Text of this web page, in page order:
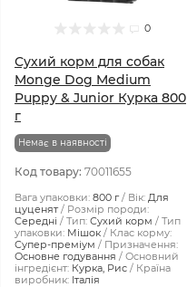
0
Сухий корм для собак
Monge Dog Medium
Puppy & Junior Курка 800
г
Немає в наявності
Код товару: 70011655
Вага упаковки: 800 г Вік: Для
цуценят
Розмір породи:
Середні
Тип: Сухий корм
Тип
упаковки: Мішок
Клас корму:
Супер-преміум
Призначення:
Основне годування
Основний
інгредієнт: Курка, Рис
Країна
виробник: Італія